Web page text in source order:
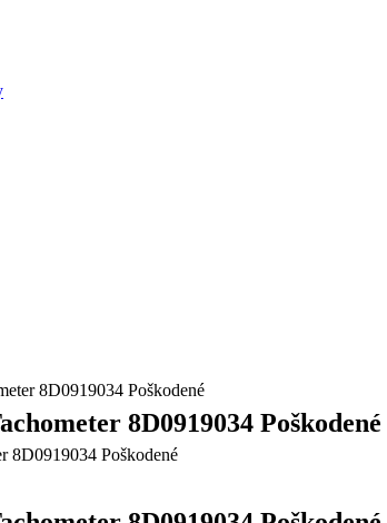
8D0919034 Poškodené
8D0919034 Poškodené